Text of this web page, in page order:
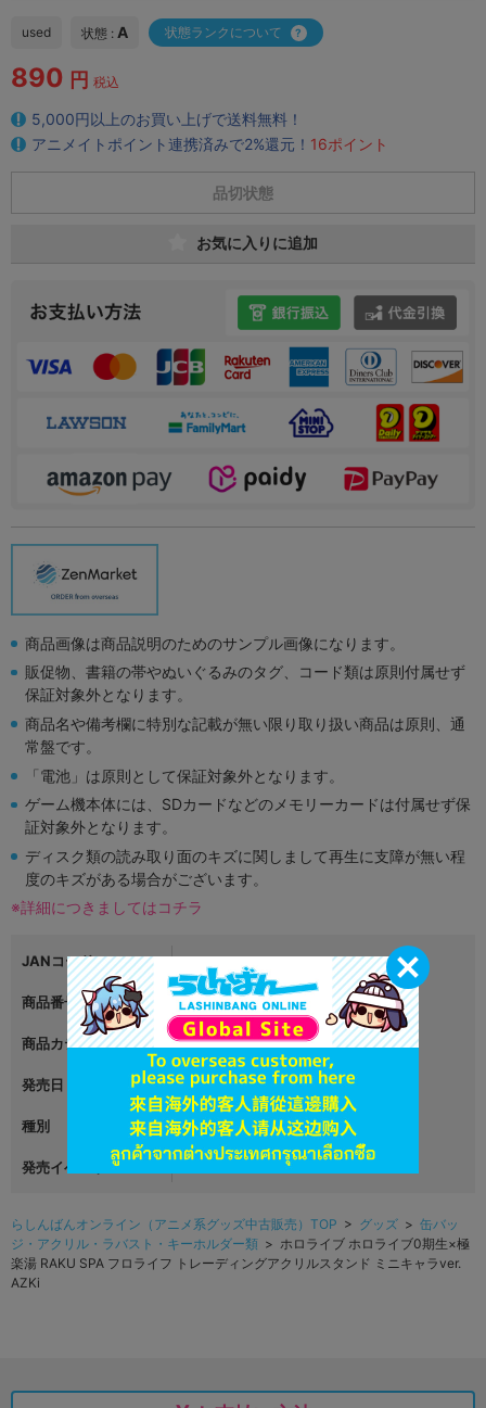
used 状態 : A 状態ランクについて
890 円 税込
5,000円以上のお買い上げで送料無料！
アニメイトポイント連携済みで2%還元！ 16ポイント
品切状態
お気に入りに追加
商品画像は商品説明のためのサンプル画像になります。
販促物、書籍の帯やぬいぐるみのタグ、コード類は原則付属せず
保証対象外となります。
商品名や備考欄に特別な記載が無い限り取り扱い商品は原則、通
常盤です。
「電池」は原則として保証対象外となります。
ゲーム機本体には、SDカードなどのメモリーカードは付属せず保
証対象外となります。
ディスク類の読み取り面のキズに関しまして再生に支障が無い程
度のキズがある場合がございます。
※詳細につきましてはコチラ
JANコード
商品番号 L06187071
商品カテゴリ グッズ
発売日 2024年09月05日
種別 アクリルフィギュア
発売イベント
らしんばんオンライン（アニメ系グッズ中古販売）TOP > グッズ > 缶バッ
ジ・アクリル・ラバスト・キーホルダー類 > ホロライブ ホロライブ0期生×極
楽湯 RAKU SPA フロライフ トレーディングアクリルスタンド ミニキャラver.
AZKi